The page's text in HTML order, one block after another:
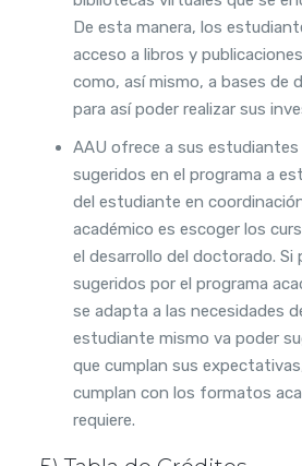
De esta manera, los
acceso a libros y
como, así mismo, a bases de
para así poder realizar sus
AAU ofrece a sus estudiantes
sugeridos en el programa a
del estudiante en
académico es escoger los
el desarrollo del doctorado. Si
sugeridos por el programa
se adapta a las necesidades
estudiante mismo va poder
que cumplan sus
cumplan con los formatos
requiere.